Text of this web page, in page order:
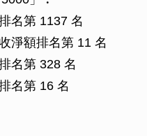
名第 1137 名
淨額排名第 11 名
名第 328 名
名第 16 名